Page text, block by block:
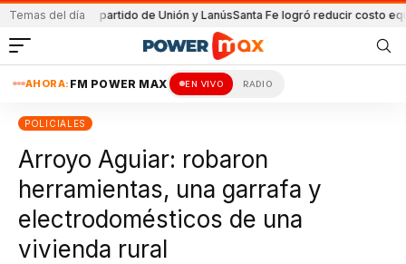
Temas del día
en el partido de Unión y LanúsSanta Fe logró reducir costo
AHORA: FM POWER MAX EN VIVO RADIO
POLICIALES
Arroyo Aguiar: robaron
herramientas, una garrafa y
electrodomésticos de una
vivienda rural